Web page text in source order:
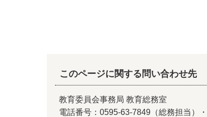
このページに関する問い合わせ先
教育委員会事務局 教育総務室
電話番号：0595-63-7849（総務担当）